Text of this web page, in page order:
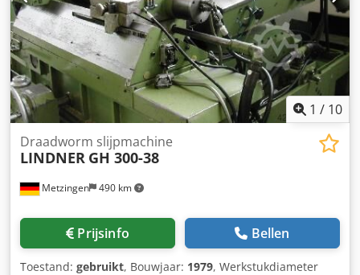
1 / 10
Metzingen 490 km
Draadworm slijpmachine
LINDNER GH 300-38
Prijsinfo Bellen
Toestand: gebruikt, Bouwjaar: 1979, Werkstukdiameter